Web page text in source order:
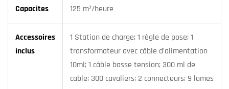
Capacites 125 m²/heure
Accessoires
inclus
1 Station de charge; 1 règle de pose; 1
transformateur avec câble d’alimentation
10ml; 1 câble basse tension; 300 ml de
cable; 300 cavaliers; 2 connecteurs; 9 lames